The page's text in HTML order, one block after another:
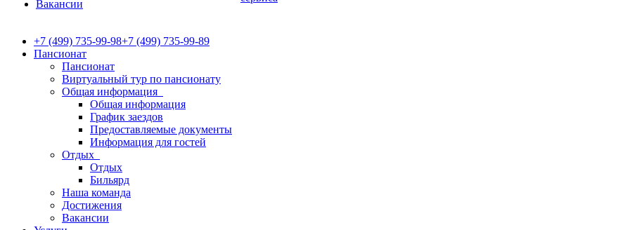
Вакансии
+7 (499) 735-99-98+7 (499) 735-99-89
Пансионат
Пансионат
Виртуальный тур по пансионату
Общая информация
Общая информация
График заездов
Предоставляемые документы
Информация для гостей
Отдых
Отдых
Бильярд
Наша команда
Достижения
Вакансии